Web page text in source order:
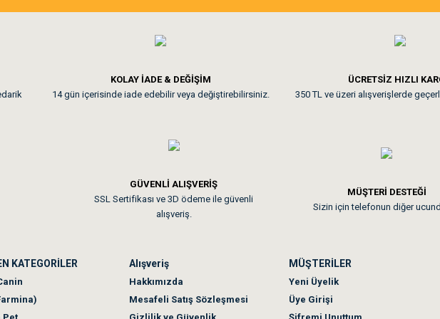
kafesinin kalitesine ve paketlemesine bayıldım Pamuk için aradığım tüm
beğeniyorlar. Memnunuz. Uygun fiyatta olması iyi.
Akşam verdiğim sipariş bir sonraki gün elime ulaştı. Jack russell köpeğim severek yedi. Tüy
KOLAY İADE & DEĞİŞİM
14 gün içerisinde iade edebilir veya değiştirebilirsiniz.
ÜCRETSİZ HIZLI
350 TL ve üzeri alışverişlerde
GÜVENLİ ALIŞVERİŞ
SSL Sertifikası ve 3D ödeme ile güvenli
alışveriş.
MÜŞTERİ DESTEĞİ
Sizin için telefonun diğer
KATEGORİLER Alışveriş
Hakkımızda
Mesafeli Satış Sözleşmesi
MÜŞTERİLER
Yeni Üyelik
Üye Girişi